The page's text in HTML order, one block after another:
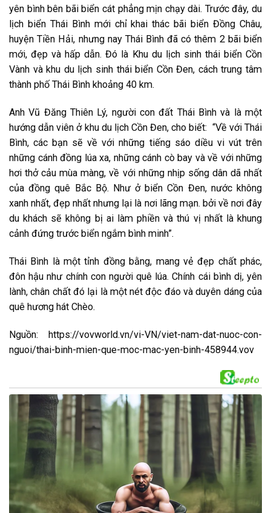
yên bình bên bãi biển cát phẳng mịn chạy dài. Trước đây, du
lịch biển Thái Bình mới chỉ khai thác bãi biển Đồng Châu,
huyện Tiền Hải, nhưng nay Thái Bình đã có thêm 2 bãi biển
mới, đẹp và hấp dẫn. Đó là Khu du lịch sinh thái biển Cồn
Vành và khu du lịch sinh thái biển Cồn Đen, cách trung tâm
thành phố Thái Bình khoảng 40 km.
Anh Vũ Đăng Thiên Lý, người con đất Thái Bình và là một
hướng dẫn viên ở khu du lịch Cồn Đen, cho biết: “Về với Thái
Bình, các bạn sẽ về với những tiếng sáo diều vi vút trên
những cánh đồng lúa xa, những cánh cò bay và về với những
hơi thở cảu mùa màng, về với những nhịp sống dân dã nhất
của đồng quê Bắc Bộ. Như ở biển Cồn Đen, nước không
xanh nhất, đẹp nhất nhưng lại là nơi lãng mạn. bởi về nơi đây
du khách sẽ không bị ai làm phiền và thú vị nhất là khung
cảnh đứng trước biển ngắm bình minh”.
Thái Bình là một tỉnh đồng bằng, mang vẻ đẹp chất phác,
đôn hậu như chính con người quê lúa. Chính cái bình dị, yên
lành, chân chất đó lại là một nét độc đáo và duyên dáng của
quê hương hát Chèo.
Nguồn: https://vovworld.vn/vi-VN/viet-nam-dat-nuoc-con-
nguoi/thai-binh-mien-que-moc-mac-yen-binh-458944.vov